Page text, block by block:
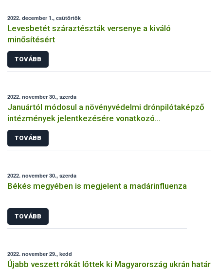
2022. december 1., csütörtök
Levesbetét száraztészták versenye a kiváló
minősítésért
TOVÁBB
2022. november 30., szerda
Januártól módosul a növényvédelmi drónpilótaképző
intézmények jelentkezésére vonatkozó
feltételrendszer és eljárásrend
TOVÁBB
2022. november 30., szerda
Békés megyében is megjelent a madárinfluenza
TOVÁBB
2022. november 29., kedd
Újabb veszett rókát lőttek ki Magyarország ukrán határ